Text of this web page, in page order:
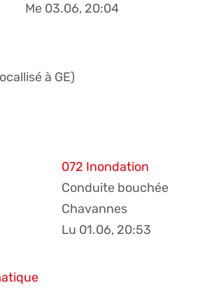
Me 03.06, 20:04
à GE)
072 Inondation
Conduite bouchée
Chavannes
Lu 01.06, 20:53